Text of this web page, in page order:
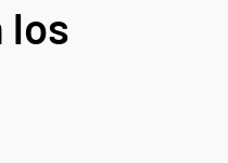
los